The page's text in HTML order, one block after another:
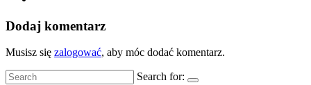
Dodaj komentarz
Musisz się zalogować, aby móc dodać komentarz.
Search for: